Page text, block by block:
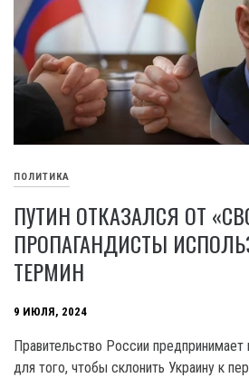
ПОЛИТИКА
ПУТИН ОТКАЗАЛСЯ ОТ
ПРОПАГАНДИСТЫ
ТЕРМИН
9 ИЮЛЯ, 2024
Правительство России
для того, чтобы склонить Украину к